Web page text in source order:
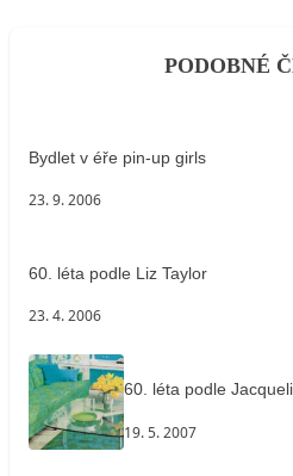
PODOBNÉ
Bydlet v éře pin-up girls
23. 9. 2006
60. léta podle Liz Taylor
23. 4. 2006
60. léta podle
19. 5. 2007